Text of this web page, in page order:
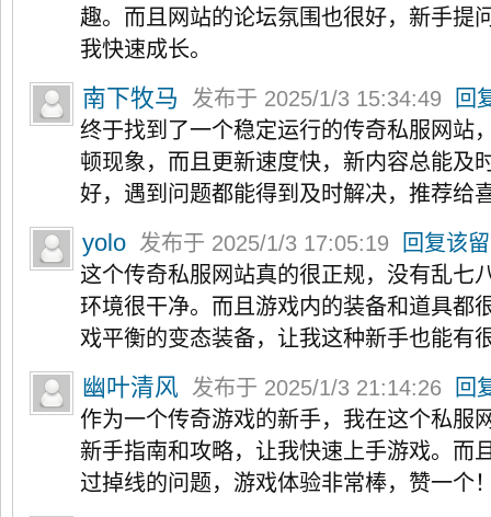
趣。而且网站的论坛氛围也很好，新手提
我快速成长。
南下牧马 发布于 2025/1/3 15:34:49
回
终于找到了一个稳定运行的传奇私服网站
顿现象，而且更新速度快，新内容总能及
好，遇到问题都能得到及时解决，推荐给
yolo 发布于 2025/1/3 17:05:19
回复该
这个传奇私服网站真的很正规，没有乱七
环境很干净。而且游戏内的装备和道具都
戏平衡的变态装备，让我这种新手也能有
幽叶清风 发布于 2025/1/3 21:14:26
回
作为一个传奇游戏的新手，我在这个私服
新手指南和攻略，让我快速上手游戏。而
过掉线的问题，游戏体验非常棒，赞一个